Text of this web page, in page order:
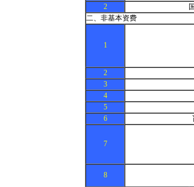
2
二、非基本资费
1
2
3
4
5
6
7
8